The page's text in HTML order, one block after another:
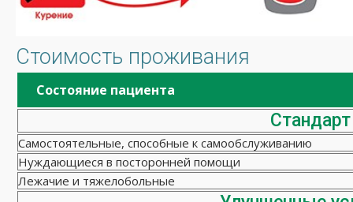
Стоимость проживания
Состояние пациента
Стандарт
Самостоятельные, способные к самообслуживанию
Нуждающиеся в посторонней помощи
Лежачие и тяжелобольные